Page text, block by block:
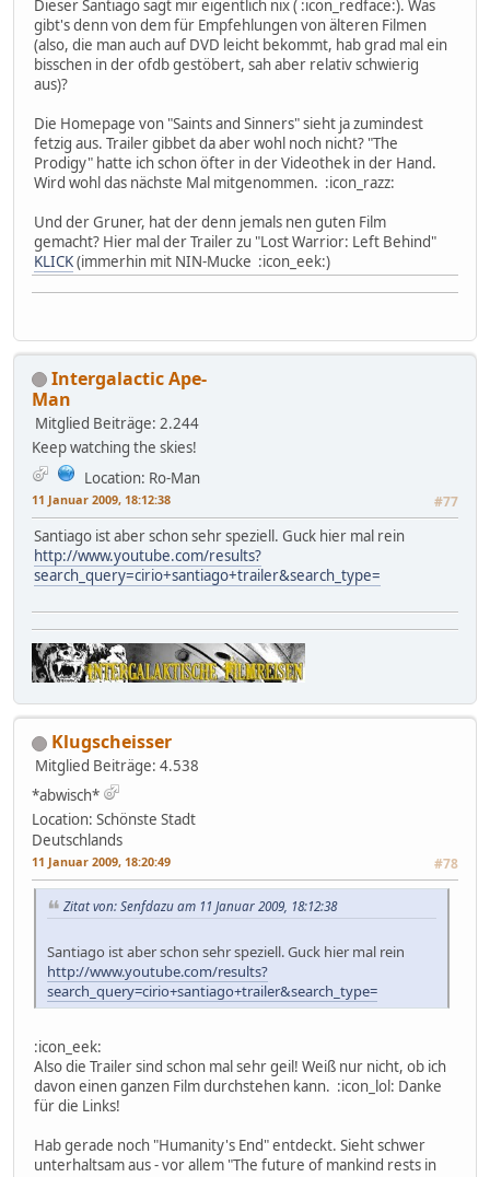
Dieser Santiago sagt mir eigentlich nix ( :icon_redface:). Was
gibt's denn von dem für Empfehlungen von älteren Filmen
(also, die man auch auf DVD leicht bekommt, hab grad mal ein
bisschen in der ofdb gestöbert, sah aber relativ schwierig
aus)?
Die Homepage von "Saints and Sinners" sieht ja zumindest
fetzig aus. Trailer gibbet da aber wohl noch nicht? "The
Prodigy" hatte ich schon öfter in der Videothek in der Hand.
Wird wohl das nächste Mal mitgenommen. :icon_razz:
Und der Gruner, hat der denn jemals nen guten Film
gemacht? Hier mal der Trailer zu "Lost Warrior: Left Behind"
KLICK(immerhin mit NIN-Mucke :icon_eek:)
Intergalactic Ape-
Man
Mitglied Beiträge: 2.244
Keep watching the skies!
Location: Ro-Man
11 Januar 2009, 18:12:38 #77
Santiago ist aber schon sehr speziell. Guck hier mal rein
http://www.youtube.com/results?
search_query=cirio+santiago+trailer&search_type=
Klugscheisser
Mitglied Beiträge: 4.538
*abwisch*
Location: Schönste Stadt
Deutschlands
11 Januar 2009, 18:20:49 #78
Zitat von: Senfdazu am 11 Januar 2009, 18:12:38
Santiago ist aber schon sehr speziell. Guck hier mal rein
http://www.youtube.com/results?
search_query=cirio+santiago+trailer&search_type=
:icon_eek:
Also die Trailer sind schon mal sehr geil! Weiß nur nicht, ob ich
davon einen ganzen Film durchstehen kann. :icon_lol: Danke
für die Links!
Hab gerade noch "Humanity's End" entdeckt. Sieht schwer
unterhaltsam aus - vor allem "The future of mankind rests in